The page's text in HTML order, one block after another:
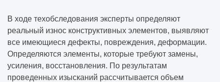
В ходе техобследования эксперты определяют
реальный износ конструктивных элементов, выявляют
все имеющиеся дефекты, повреждения, деформации.
Определяются элементы, которые требуют замены,
усиления, восстановления. По результатам
проведенных изысканий рассчитывается объем